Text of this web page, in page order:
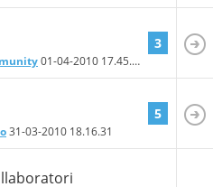
01-04-2010 17.45.10
3
31-03-2010 18.16.31
5